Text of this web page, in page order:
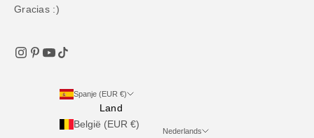
Gracias :)
Spanje (EUR €)
Land
België (EUR €)
Nederlands